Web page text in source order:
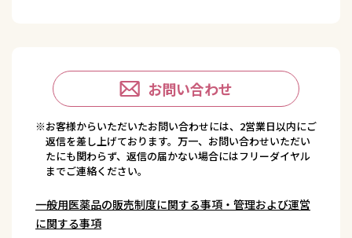
お問い合わせ
※お客様からいただいたお問い合わせには、2営業日以内にご
返信を差し上げております。万一、お問い合わせいただい
たにも関わらず、返信の届かない場合にはフリーダイヤル
までご連絡ください。
一般用医薬品の販売制度に関する事項・管理および運営
に関する事項